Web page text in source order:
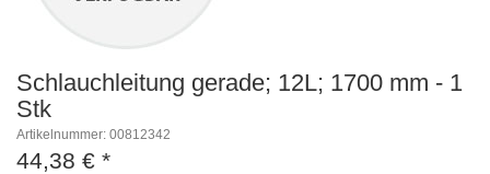
Schlauchleitung gerade; 12L; 1700 mm - 1
Stk
Artikelnummer: 00812342
44,38 € *